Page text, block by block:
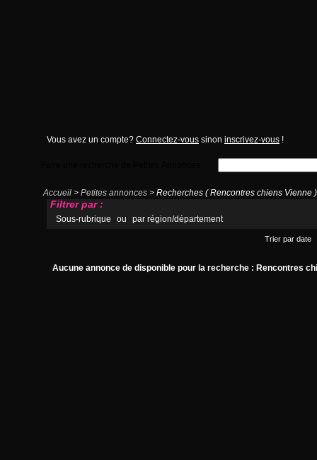
Vous avez un compte? Connectez-vous sinon inscrivez-vous !
Accueil > Petites annonces > Recherches ( Rencontres chiens Vienne )
Filtrer par :
Sous-rubrique ou par région/département
Trier par date
Aucune annonce de disponible pour la recherche : Rencontres